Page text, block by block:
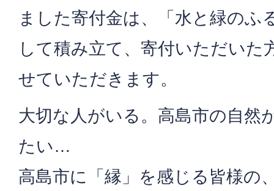
ました寄付金は、「水と緑のふ
して積み立て、寄付いただいた
せていただきます。
大切な人がいる。高島市の自然
たい…
高島市に「縁」を感じる皆様の